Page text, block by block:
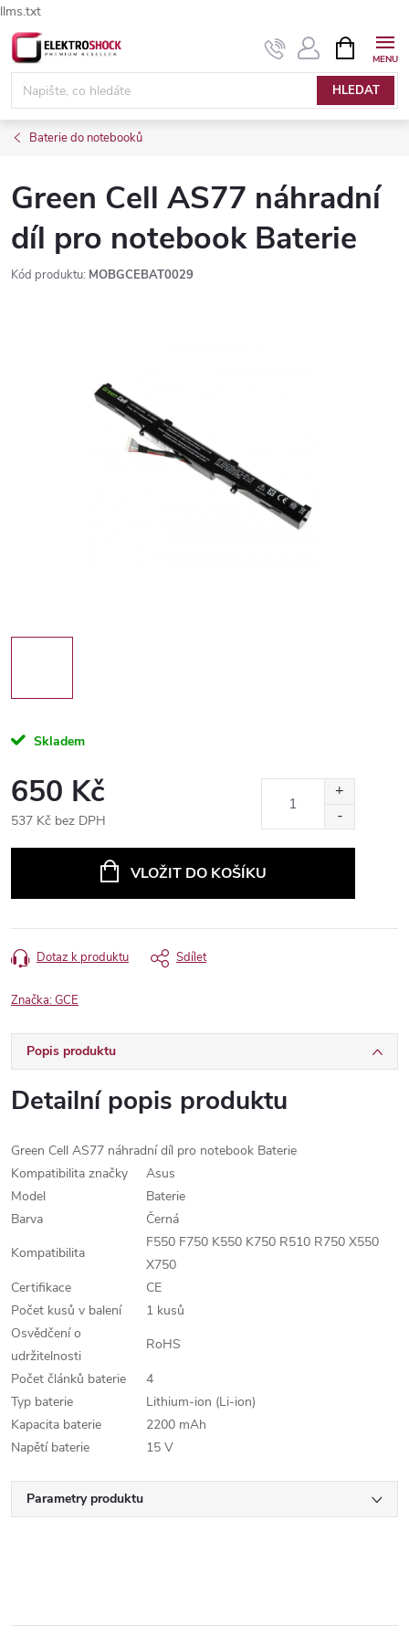
llms.txt
Přejít
na
obsah
HLEDAT
NÁKUPNÍ
KOŠÍK
Baterie do notebooků
Green Cell AS77 náhradní
díl pro notebook Baterie
Kód produktu: MOBGCEBAT0029
Skladem
650 Kč
537 Kč bez DPH
VLOŽIT DO KOŠÍKU
Dotaz k produktu Sdílet
Značka:GCE
Popis produktu
Detailní popis produktu
Green Cell AS77 náhradní díl pro notebook Baterie
Kompatibilita značky
Asus
Model
Baterie
Barva
Černá
Kompatibilita
F550 F750 K550 K750 R510 R750 X550
X750
Certifikace
CE
Počet kusů v balení
1 kusů
Osvědčení o
udržitelnosti
RoHS
Počet článků baterie
4
Typ baterie
Lithium-ion (Li-ion)
Kapacita baterie
2200 mAh
Napětí baterie
15 V
Parametry produktu
Elektroshock.cz - Chat